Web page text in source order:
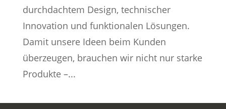
durchdachtem Design, technischer
Innovation und funktionalen Lösungen.
Damit unsere Ideen beim Kunden
überzeugen, brauchen wir nicht nur starke
Produkte –...